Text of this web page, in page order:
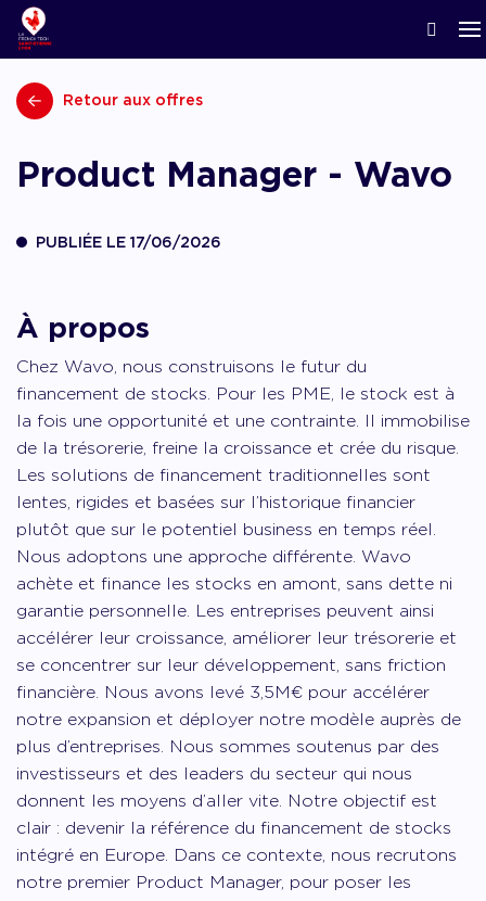
Agenda
Les appels
La Prépa
Chatbot financement
Retour aux offres
Product Manager - Wavo
PUBLIÉE LE 17/06/2026
À propos
Chez Wavo, nous construisons le futur du
financement de stocks. Pour les PME, le stock est à
la fois une opportunité et une contrainte. Il immobilise
de la trésorerie, freine la croissance et crée du risque.
Les solutions de financement traditionnelles sont
lentes, rigides et basées sur l’historique financier
plutôt que sur le potentiel business en temps réel.
Nous adoptons une approche différente. Wavo
achète et finance les stocks en amont, sans dette ni
garantie personnelle. Les entreprises peuvent ainsi
accélérer leur croissance, améliorer leur trésorerie et
se concentrer sur leur développement, sans friction
financière. Nous avons levé 3,5M€ pour accélérer
notre expansion et déployer notre modèle auprès de
plus d’entreprises. Nous sommes soutenus par des
investisseurs et des leaders du secteur qui nous
donnent les moyens d’aller vite. Notre objectif est
clair : devenir la référence du financement de stocks
intégré en Europe. Dans ce contexte, nous recrutons
notre premier Product Manager, pour poser les